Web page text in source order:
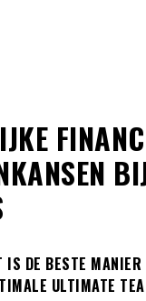
IS DE BESTE MANIER
ULTIMATE